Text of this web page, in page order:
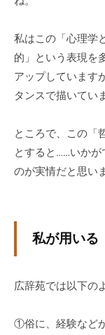
私はこの「心理学
的」という表現を
アップしています
タンスで描いてい
ところで、この「
とすると……いかが
のが実情だと思い
私が用いる
広辞苑では以下の
①俗に、経験など